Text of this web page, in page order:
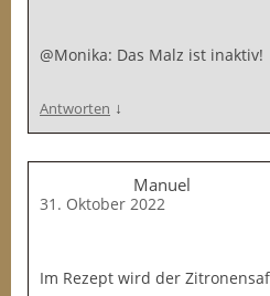
@Monika: Das Malz ist inaktiv!
Antworten ↓
Manuel
31. Oktober 2022
Im Rezept wird der